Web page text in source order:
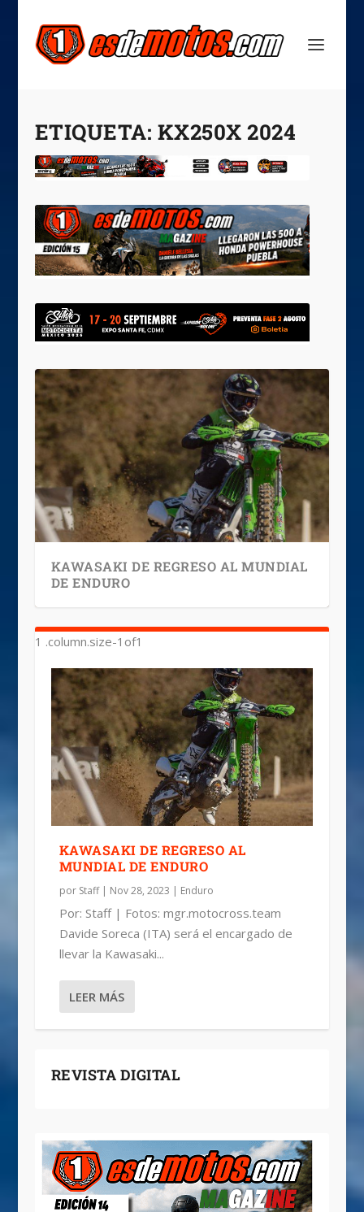
ETIQUETA: KX250X 2024
KAWASAKI DE REGRESO AL MUNDIAL
DE ENDURO
KAWASAKI DE REGRESO AL
MUNDIAL DE ENDURO
por Staff| Nov 28, 2023 | Enduro
Por: Staff | Fotos: mgr.motocross.team
Davide Soreca (ITA) será el encargado de
llevar la Kawasaki...
LEER MÁS
REVISTA DIGITAL